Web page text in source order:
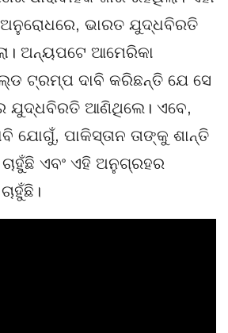
ଅନୁରୋଧରେ, ଭାରତ ଯୁଦ୍ଧବିରତି
ଅନ୍ୟପଟେ ଆମେରିକା
ଟ୍ରମ୍ପ ଦାବି କରିଛନ୍ତି ଯେ ସେ
ଯୁଦ୍ଧବିରତି ଆଣିଥିଲେ। ଏବେ,
ଯୋଗୁଁ, ପାକିସ୍ତାନ ତାଙ୍କୁ ଶାନ୍ତି
ଏବଂ ଏହି ଅନୁଗ୍ରହର